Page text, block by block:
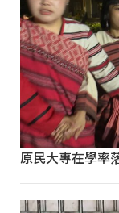
原民大專在學率